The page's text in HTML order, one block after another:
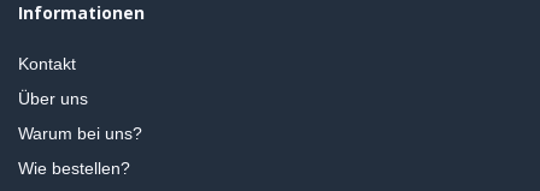
Informationen
Kontakt
Über uns
Warum bei uns?
Wie bestellen?